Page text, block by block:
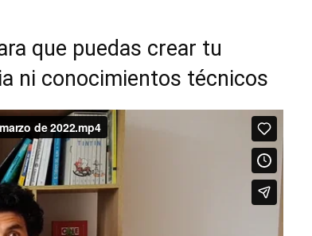
que puedas crear tu
ni conocimientos técnicos